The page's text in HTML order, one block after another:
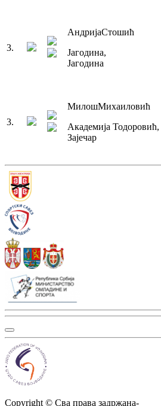
3.
АндријаСтошић
Јагодина,
Јагодина
3.
МилошМихаиловић
Академија Тодоровић,
Зајечар
Copyright © Сва права задржана-